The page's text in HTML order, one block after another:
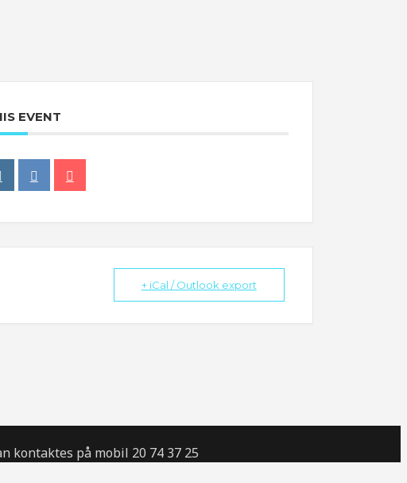
EVENT
+ iCal / Outlook export
kontaktes på mobil 20 74 37 25